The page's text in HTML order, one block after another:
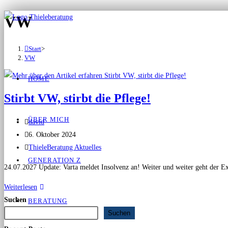
HOME
ÜBER MICH
GENERATION Z
BERATUNG
VW
Start>
VW
Stirbt VW, stirbt die Pflege!
david
6. Oktober 2024
ThieleBeratung Aktuelles
24.07.2027 Update: Varta meldet Insolvenz an! Weiter und weiter geht der
Weiterlesen
Suchen
Suchen